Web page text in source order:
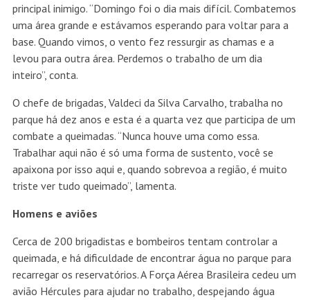
principal inimigo. “Domingo foi o dia mais difícil. Combatemos
uma área grande e estávamos esperando para voltar para a
base. Quando vimos, o vento fez ressurgir as chamas e a
levou para outra área. Perdemos o trabalho de um dia
inteiro”, conta.
O chefe de brigadas, Valdeci da Silva Carvalho, trabalha no
parque há dez anos e esta é a quarta vez que participa de um
combate a queimadas. “Nunca houve uma como essa.
Trabalhar aqui não é só uma forma de sustento, você se
apaixona por isso aqui e, quando sobrevoa a região, é muito
triste ver tudo queimado”, lamenta.
Homens e aviões
Cerca de 200 brigadistas e bombeiros tentam controlar a
queimada, e há dificuldade de encontrar água no parque para
recarregar os reservatórios. A Força Aérea Brasileira cedeu um
avião Hércules para ajudar no trabalho, despejando água